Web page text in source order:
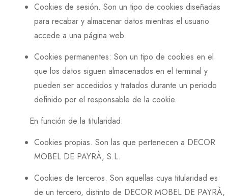
Cookies de sesión. Son un tipo de cookies diseñadas
para recabar y almacenar datos mientras el usuario
accede a una página web.
Cookies permanentes: Son un tipo de cookies en el
que los datos siguen almacenados en el terminal y
pueden ser accedidos y tratados durante un periodo
definido por el responsable de la cookie.
En función de la titularidad:
Cookies propias. Son las que pertenecen a DECOR
MOBEL DE PAYRÀ, S.L.
Cookies de terceros. Son aquellas cuya titularidad es
de un tercero, distinto de DECOR MOBEL DE PAYRÀ,